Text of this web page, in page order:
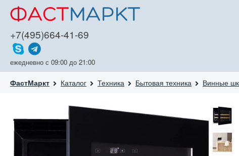
+7(495)664-41-69
ежедневно с 09:00 до 21:00
ФастМаркт Каталог Техника Бытовая техника Винные